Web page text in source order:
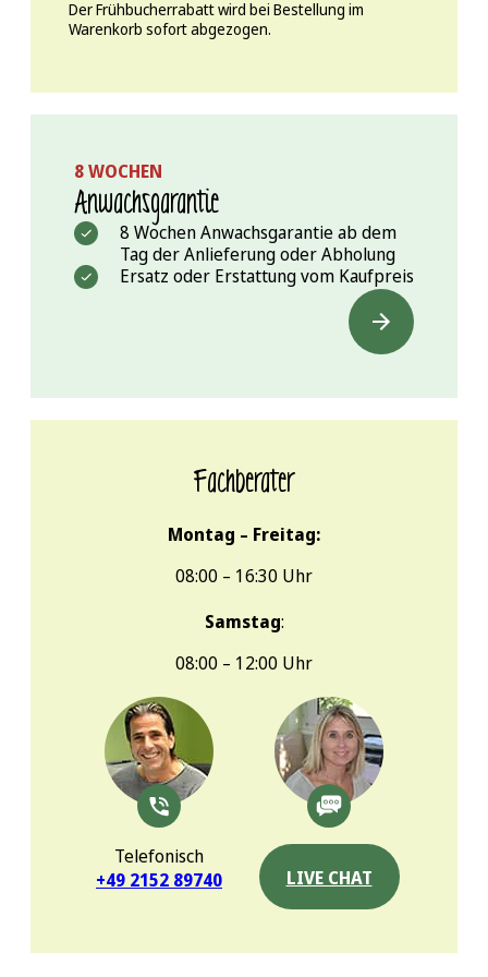
Der Frühbucherrabatt wird bei Bestellung im
Warenkorb sofort abgezogen.
8 WOCHEN
Anwachs­garantie
8 Wochen Anwachsgarantie ab dem
Tag der Anlieferung oder Abholung
Ersatz oder Erstattung vom Kaufpreis
Fachberater
Montag – Freitag:
08:00 – 16:30 Uhr
Samstag:
08:00 – 12:00 Uhr
Telefonisch
+49 2152 89740
LIVE CHAT